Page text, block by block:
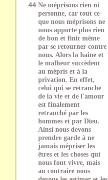
44 Ne méprisons rien ni
personne, car tout ce
que nous méprisons ne
nous apporte plus rien
de bon et finit même
par se retourner contre
nous. Alors la haine et
le malheur succèdent
au mépris et à la
privation. En effet,
celui qui se retranche
de la vie et de l'amour
est finalement
retranché par les
hommes et par Dieu.
Ainsi nous devons
prendre garde à ne
jamais mépriser les
êtres et les choses qui
nous font vivre, mais
au contraire nous